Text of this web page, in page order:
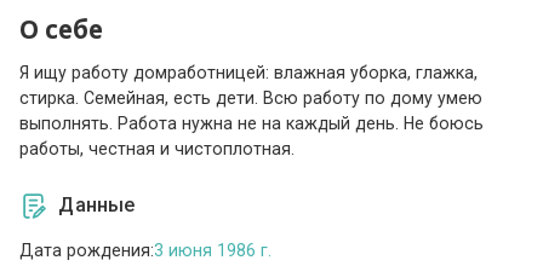
О себе
Я ищу работу домработницей: влажная уборка, глажка,
стирка. Семейная, есть дети. Всю работу по дому умею
выполнять. Работа нужна не на каждый день. Не боюсь
работы, честная и чистоплотная.
Данные
Дата рождения:3 июня 1986 г.